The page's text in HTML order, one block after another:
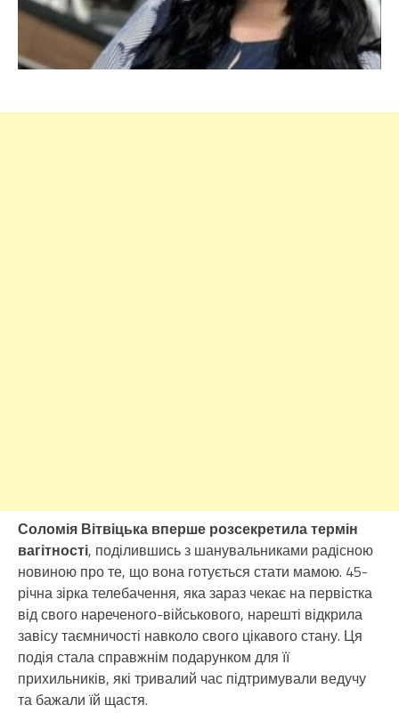
Соломія Вітвіцька вперше розсекретила термін
вагітності, поділившись з шанувальниками радісною
новиною про те, що вона готується стати мамою. 45-
річна зірка телебачення, яка зараз чекає на первістка
від свого нареченого-військового, нарешті відкрила
завісу таємничості навколо свого цікавого стану. Ця
подія стала справжнім подарунком для її
прихильників, які тривалий час підтримували ведучу
та бажали їй щастя.